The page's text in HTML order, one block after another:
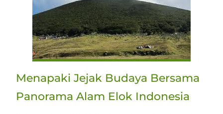
Menapaki Jejak Budaya Bersama
Panorama Alam Elok Indonesia